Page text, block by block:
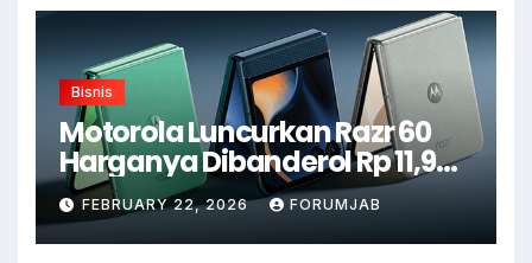
Bisnis
Motorola Luncurkan Razr 60
Harganya Dibanderol Rp 11,9
Juta
FEBRUARY 22, 2026 FORUMJAB